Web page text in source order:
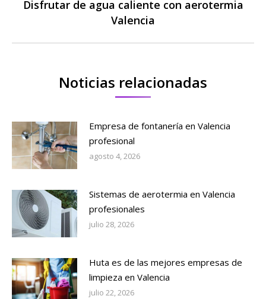
Publicación
siguiente:
Disfrutar de agua caliente con aerotermia
Valencia
Noticias relacionadas
Empresa de fontanería en Valencia
profesional
agosto 4, 2026
Sistemas de aerotermia en Valencia
profesionales
julio 28, 2026
Huta es de las mejores empresas de
limpieza en Valencia
julio 22, 2026